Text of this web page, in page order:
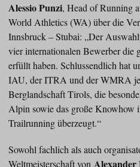
Alessio Punzi, Head of Running
World Athletics (WA) über die
Innsbruck – Stubai: „Der
vier internationalen Bewerber die
erfüllt haben. Schlussendlich hat
IAU, der ITRA und der WMRA
Berglandschaft Tirols, die
Alpin sowie das große Knowhow
Trailrunning überzeugt.“
Sowohl fachlich als auch
Weltmeisterschaft von Alexander